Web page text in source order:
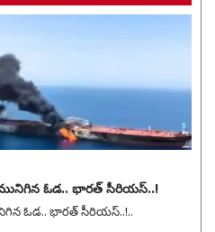
ఓడ.. భారత్ సీరియస్..!
ఓడ.. భారత్ సీరియస్..!..